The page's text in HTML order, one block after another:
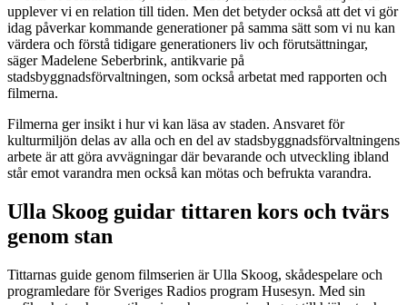
upplever vi en relation till tiden. Men det betyder också att det vi gör
idag påverkar kommande generationer på samma sätt som vi nu kan
värdera och förstå tidigare generationers liv och förutsättningar,
säger Madelene Seberbrink, antikvarie på
stadsbyggnadsförvaltningen, som också arbetat med rapporten och
filmerna.
Filmerna ger insikt i hur vi kan läsa av staden. Ansvaret för
kulturmiljön delas av alla och en del av stadsbyggnadsförvaltningens
arbete är att göra avvägningar där bevarande och utveckling ibland
står emot varandra men också kan mötas och befrukta varandra.
Ulla Skoog guidar tittaren kors och tvärs
genom stan
Tittarnas guide genom filmserien är Ulla Skoog, skådespelare och
programledare för Sveriges Radios program Husesyn. Med sin